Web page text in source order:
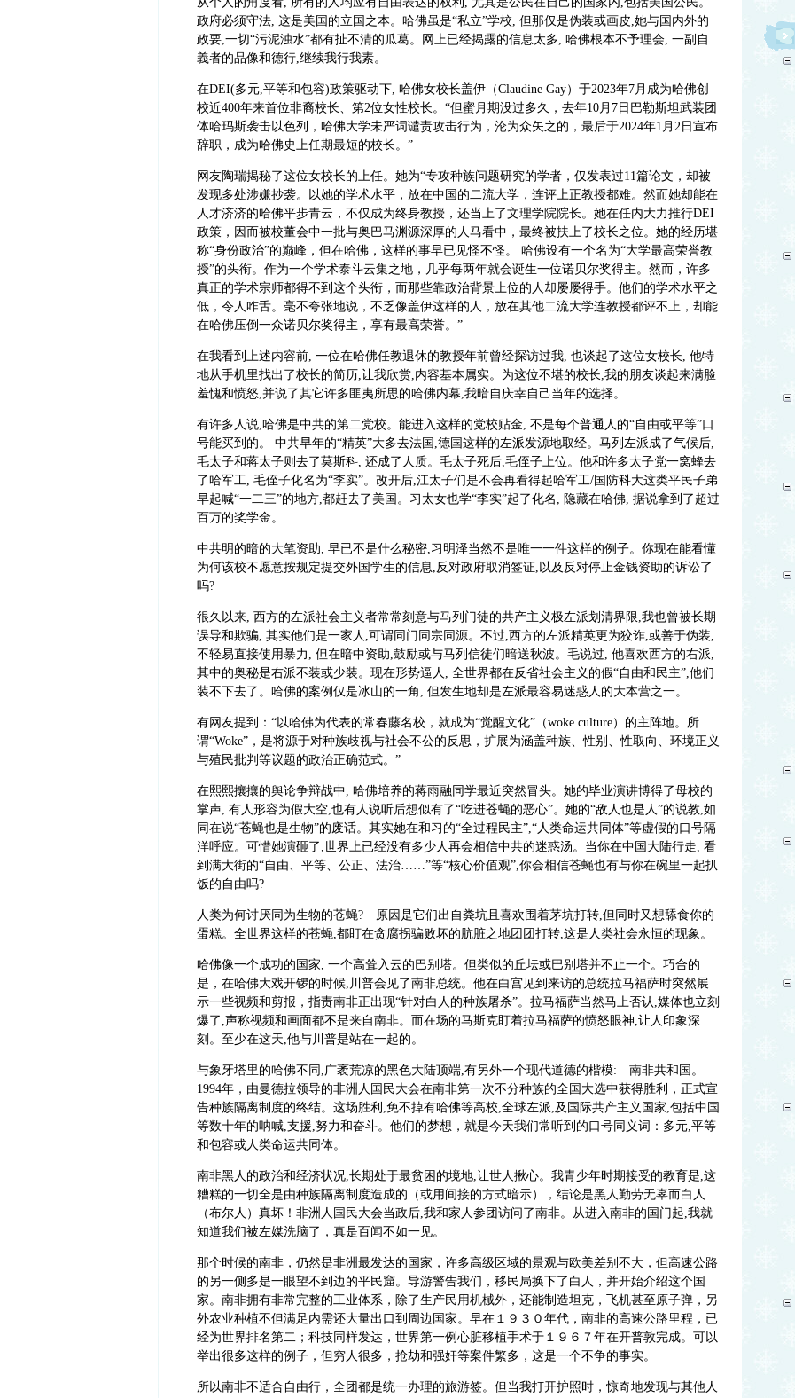
政府必须守法, 这是美国的立国之本。哈佛虽是“私立”学校, 但那仅是伪装或画皮,她与国内外的
政要,一切“污泥浊水”都有扯不清的瓜葛。网上已经揭露的信息太多, 哈佛根本不予理会, 一副自
義者的品像和德行,继续我行我素。
在DEI(多元,平等和包容)政策驱动下, 哈佛女校长盖伊（Claudine Gay）于2023年7月成为哈佛创
校近400年来首位非裔校长、第2位女性校长。“但蜜月期没过多久，去年10月7日巴勒斯坦武装团
体哈玛斯袭击以色列，哈佛大学未严词谴责攻击行为，沦为众矢之的，最后于2024年1月2日宣布
辞职，成为哈佛史上任期最短的校长。”
网友陶瑞揭秘了这位女校长的上任。她为“专攻种族问题研究的学者，仅发表过11篇论文，却被
发现多处涉嫌抄袭。以她的学术水平，放在中国的二流大学，连评上正教授都难。然而她却能在
人才济济的哈佛平步青云，不仅成为终身教授，还当上了文理学院院长。她在任内大力推行DEI
政策，因而被校董会中一批与奥巴马渊源深厚的人马看中，最终被扶上了校长之位。她的经历堪
称“身份政治”的巅峰，但在哈佛，这样的事早已见怪不怪。 哈佛设有一个名为“大学最高荣誉教
授”的头衔。作为一个学术泰斗云集之地，几乎每两年就会诞生一位诺贝尔奖得主。然而，许多
真正的学术宗师都得不到这个头衔，而那些靠政治背景上位的人却屡屡得手。他们的学术水平之
低，令人咋舌。毫不夸张地说，不乏像盖伊这样的人，放在其他二流大学连教授都评不上，却能
在哈佛压倒一众诺贝尔奖得主，享有最高荣誉。”
在我看到上述内容前, 一位在哈佛任教退休的教授年前曾经探访过我, 也谈起了这位女校长, 他特
地从手机里找出了校长的简历,让我欣赏,内容基本属实。为这位不堪的校长,我的朋友谈起来满脸
羞愧和愤怒,并说了其它许多匪夷所思的哈佛内幕,我暗自庆幸自己当年的选择。
有许多人说,哈佛是中共的第二党校。能进入这样的党校贴金, 不是每个普通人的“自由或平等”口
号能买到的。 中共早年的“精英”大多去法国,德国这样的左派发源地取经。马列左派成了气候后,
毛太子和蒋太子则去了莫斯科, 还成了人质。毛太子死后,毛侄子上位。他和许多太子党一窝蜂去
了哈军工, 毛侄子化名为“李实”。改开后,江太子们是不会再看得起哈军工/国防科大这类平民子弟
早起喊“一二三”的地方,都赶去了美国。习太女也学“李实”起了化名, 隐藏在哈佛, 据说拿到了超过
百万的奖学金。
中共明的暗的大笔资助, 早已不是什么秘密,习明泽当然不是唯一一件这样的例子。你现在能看懂
为何该校不愿意按规定提交外国学生的信息,反对政府取消签证,以及反对停止金钱资助的诉讼了
吗?
很久以来, 西方的左派社会主义者常常刻意与马列门徒的共产主义极左派划清界限,我也曾被长期
误导和欺骗, 其实他们是一家人,可谓同门同宗同源。不过,西方的左派精英更为狡诈,或善于伪装,
不轻易直接使用暴力, 但在暗中资助,鼓励或与马列信徒们暗送秋波。毛说过, 他喜欢西方的右派,
其中的奥秘是右派不装或少装。现在形势逼人, 全世界都在反省社会主义的假“自由和民主”,他们
装不下去了。哈佛的案例仅是冰山的一角, 但发生地却是左派最容易迷惑人的大本营之一。
有网友提到：“以哈佛为代表的常春藤名校，就成为“觉醒文化”（woke culture）的主阵地。所
谓“Woke”，是将源于对种族歧视与社会不公的反思，扩展为涵盖种族、性别、性取向、环境正义
与殖民批判等议题的政治正确范式。”
在熙熙攘攘的舆论争辩战中, 哈佛培养的蒋雨融同学最近突然冒头。她的毕业演讲博得了母校的
掌声, 有人形容为假大空,也有人说听后想似有了“吃进苍蝇的恶心”。她的“敌人也是人”的说教,如
同在说“苍蝇也是生物”的废话。其实她在和习的“全过程民主”,“人类命运共同体”等虚假的口号隔
洋呼应。可惜她演砸了,世界上已经没有多少人再会相信中共的迷惑汤。当你在中国大陆行走, 看
到满大街的“自由、平等、公正、法治……”等“核心价值观”,你会相信苍蝇也有与你在碗里一起扒
饭的自由吗?
人类为何讨厌同为生物的苍蝇? 原因是它们出自粪坑且喜欢围着茅坑打转,但同时又想舔食你的
蛋糕。全世界这样的苍蝇,都盯在贪腐拐骗败坏的肮脏之地团团打转,这是人类社会永恒的现象。
哈佛像一个成功的国家, 一个高耸入云的巴别塔。但类似的丘坛或巴别塔并不止一个。巧合的
是，在哈佛大戏开锣的时候,川普会见了南非总统。他在白宫见到来访的总统拉马福萨时突然展
示一些视频和剪报，指责南非正出现“针对白人的种族屠杀”。拉马福萨当然马上否认,媒体也立刻
爆了,声称视频和画面都不是来自南非。而在场的马斯克盯着拉马福萨的愤怒眼神,让人印象深
刻。至少在这天,他与川普是站在一起的。
与象牙塔里的哈佛不同,广袤荒凉的黑色大陆顶端,有另外一个现代道德的楷模: 南非共和国。
1994年，由曼德拉领导的非洲人国民大会在南非第一次不分种族的全国大选中获得胜利，正式宣
告种族隔离制度的终结。这场胜利,免不掉有哈佛等高校,全球左派,及国际共产主义国家,包括中国
等数十年的呐喊,支援,努力和奋斗。他们的梦想，就是今天我们常听到的口号同义词：多元,平等
和包容或人类命运共同体。
南非黑人的政治和经济状况,长期处于最贫困的境地,让世人揪心。我青少年时期接受的教育是,这
糟糕的一切全是由种族隔离制度造成的（或用间接的方式暗示），结论是黑人勤劳无辜而白人
（布尔人）真坏！非洲人国民大会当政后,我和家人参团访问了南非。从进入南非的国门起,我就
知道我们被左媒洗脑了，真是百闻不如一见。
那个时候的南非，仍然是非洲最发达的国家，许多高级区域的景观与欧美差别不大，但高速公路
的另一侧多是一眼望不到边的平民窟。导游警告我们，移民局换下了白人，并开始介绍这个国
家。南非拥有非常完整的工业体系，除了生产民用机械外，还能制造坦克，飞机甚至原子弹，另
外农业种植不但满足内需还大量出口到周边国家。早在１９３０年代，南非的高速公路里程，已
经为世界排名第二；科技同样发达，世界第一例心脏移植手术于１９６７年在开普敦完成。可以
举出很多这样的例子，但穷人很多，抢劫和强奸等案件繁多，这是一个不争的事实。
所以南非不适合自由行，全团都是统一办理的旅游签。但当我打开护照时，惊奇地发现与其他人